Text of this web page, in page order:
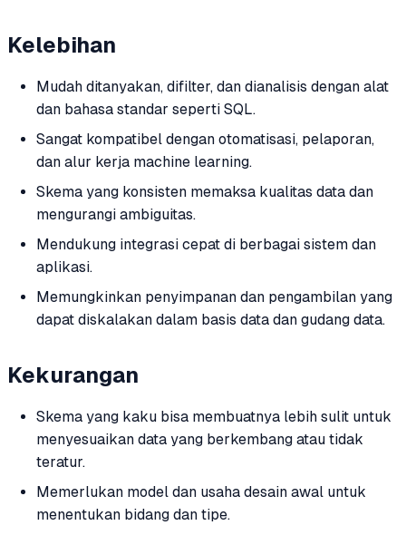
Kelebihan
Mudah ditanyakan, difilter, dan dianalisis dengan alat
dan bahasa standar seperti SQL.
Sangat kompatibel dengan otomatisasi, pelaporan,
dan alur kerja machine learning.
Skema yang konsisten memaksa kualitas data dan
mengurangi ambiguitas.
Mendukung integrasi cepat di berbagai sistem dan
aplikasi.
Memungkinkan penyimpanan dan pengambilan yang
dapat diskalakan dalam basis data dan gudang data.
Kekurangan
Skema yang kaku bisa membuatnya lebih sulit untuk
menyesuaikan data yang berkembang atau tidak
teratur.
Memerlukan model dan usaha desain awal untuk
menentukan bidang dan tipe.